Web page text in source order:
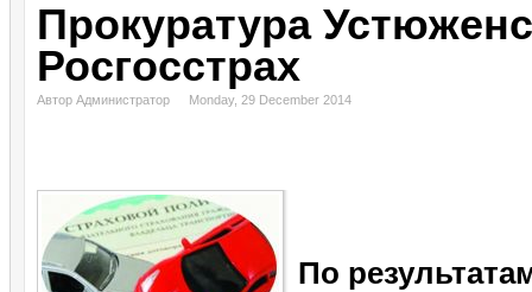
Прокуратура
Росгосстрах
Автор Администратор Monday, 29 December 2014
По